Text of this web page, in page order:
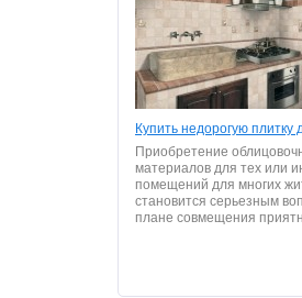
Купить недорогую плитку
Приобретение
материалов для тех или
помещений для многих
становится серьезным
плане совмещения